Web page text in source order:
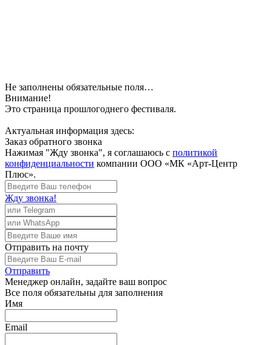
Не заполнены обязательные поля…
Внимание!
Это страница прошлогоднего фестиваля.
Актуальная информация здесь:
Заказ обратного звонка
Нажимая "Жду звонка", я соглашаюсь с политикой
конфиденциальности компании ООО «МК «Арт-Центр
Плюс».
Жду звонка!
Отправить на почту
Отправить
Менеджер онлайн, задайте ваш вопрос
Все поля обязательны для заполнения
Имя
Email